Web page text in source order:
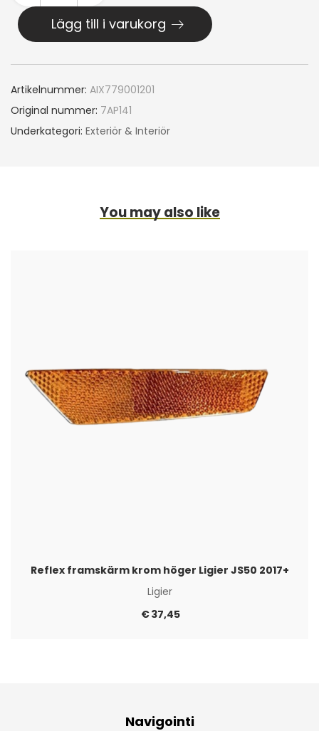
Lägg till i varukorg
Artikelnummer: AIX779001201
Original nummer: 7AP141
Underkategori: Exteriör & Interiör
You may also like
Reflex framskärm krom höger Ligier JS50 2017+
Ligier
€37,45
Navigointi